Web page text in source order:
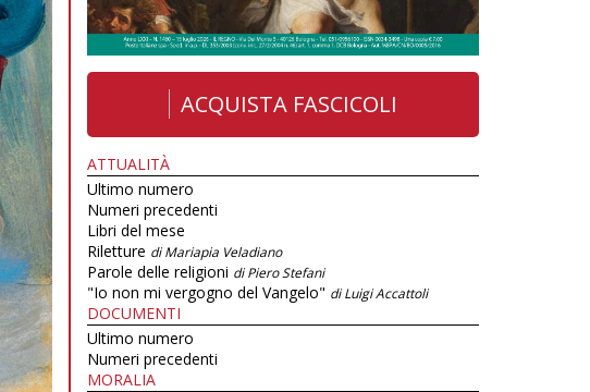
ACQUISTA FASCICOLI
ATTUALITÀ
Ultimo numero
Numeri precedenti
Libri del mese
Riletture di Mariapia Veladiano
Parole delle religioni di Piero Stefani
"Io non mi vergogno del Vangelo" di Luigi Accattoli
DOCUMENTI
Ultimo numero
Numeri precedenti
MORALIA